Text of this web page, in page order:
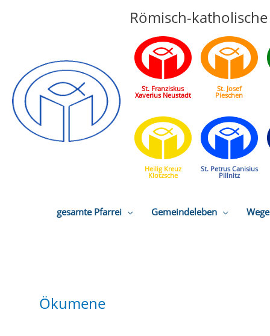
Römisch-
St. Franziskus
Xaverius Neustadt
St. Josef
Pieschen
Heilig Kreuz
Klotzsche
St. Petrus Canisius
Pillnitz
gesamte Pfarrei Gemeindeleben
Ökumene